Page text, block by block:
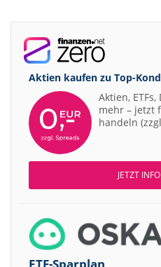
Aktien kaufen zu Top-
Aktien,
mehr – jetzt
handeln
JETZT
ETF-Sparplan